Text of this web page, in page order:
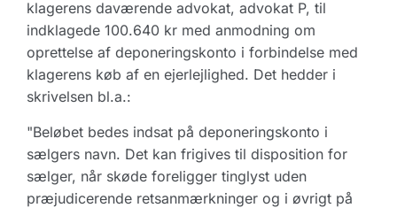
klagerens daværende advokat, advokat P, til
indklagede 100.640 kr med anmodning om
oprettelse af deponeringskonto i forbindelse med
klagerens køb af en ejerlejlighed. Det hedder i
skrivelsen bl.a.:
"Beløbet bedes indsat på deponeringskonto i
sælgers navn. Det kan frigives til disposition for
sælger, når skøde foreligger tinglyst uden
præjudicerende retsanmærkninger og i øvrigt på